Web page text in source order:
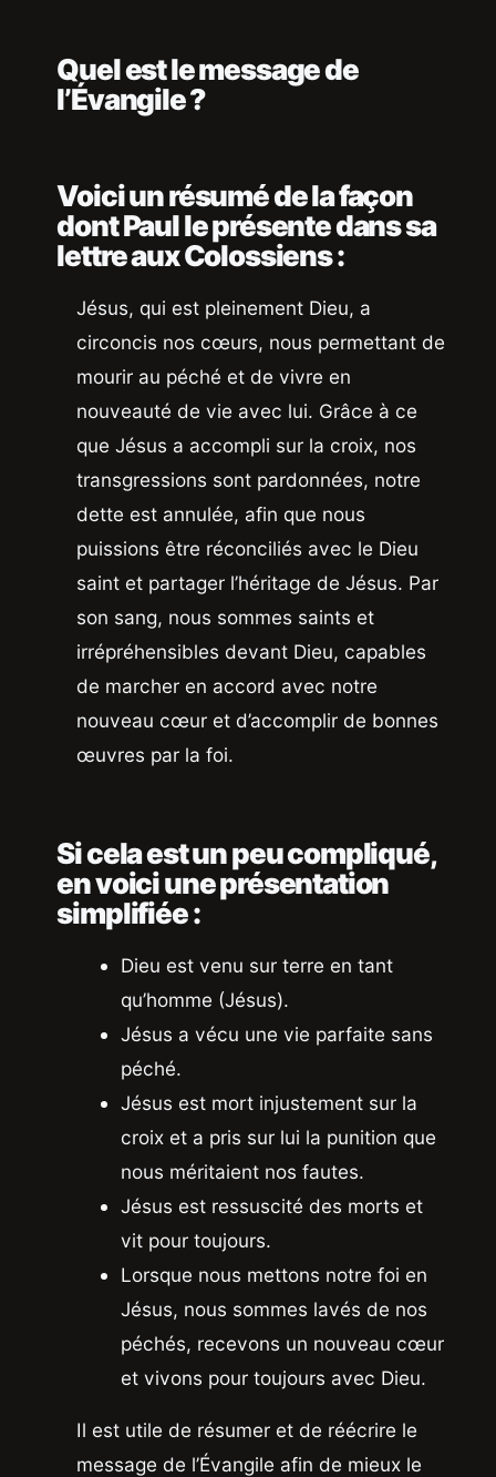
Quel est le message de
l’Évangile ?
Voici un résumé de la façon
dont Paul le présente dans sa
lettre aux Colossiens :
Jésus, qui est pleinement Dieu, a
circoncis nos cœurs, nous permettant de
mourir au péché et de vivre en
nouveauté de vie avec lui. Grâce à ce
que Jésus a accompli sur la croix, nos
transgressions sont pardonnées, notre
dette est annulée, afin que nous
puissions être réconciliés avec le Dieu
saint et partager l’héritage de Jésus. Par
son sang, nous sommes saints et
irrépréhensibles devant Dieu, capables
de marcher en accord avec notre
nouveau cœur et d’accomplir de bonnes
œuvres par la foi.
Si cela est un peu compliqué,
en voici une présentation
simplifiée :
Dieu est venu sur terre en tant
qu’homme (Jésus).
Jésus a vécu une vie parfaite sans
péché.
Jésus est mort injustement sur la
croix et a pris sur lui la punition que
nous méritaient nos fautes.
Jésus est ressuscité des morts et
vit pour toujours.
Lorsque nous mettons notre foi en
Jésus, nous sommes lavés de nos
péchés, recevons un nouveau cœur
et vivons pour toujours avec Dieu.
Il est utile de résumer et de réécrire le
message de l’Évangile afin de mieux le